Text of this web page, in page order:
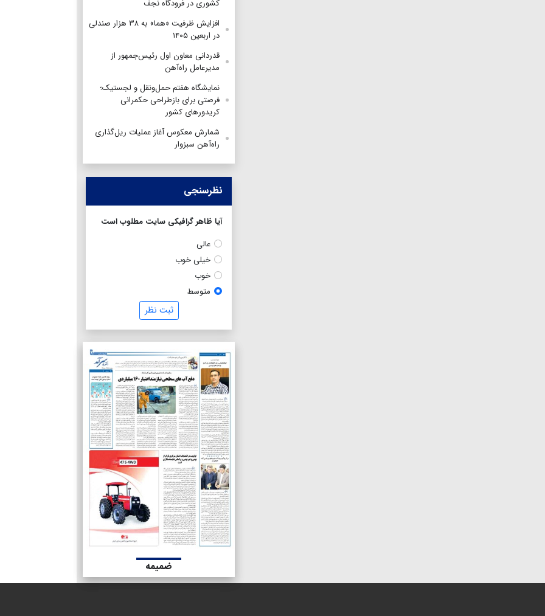
کشوری در فرودگاه نجف
افزایش ظرفیت «هما» به ۳۸ هزار صندلی
در اربعین ۱۴۰۵
قدردانی معاون اول رئیس‌جمهور از
مدیرعامل راه‌آهن
نمایشگاه هفتم حمل‌ونقل و لجستیک؛
فرصتی برای بازطراحی حکمرانی
کریدورهای کشور
شمارش معکوس آغاز عملیات ریل‌گذاری
راه‌آهن سبزوار
نظرسنجی
آیا ظاهر گرافیکی سایت مطلوب است
عالی
خیلی خوب
خوب
متوسط
ثبت نظر
ضمیمه